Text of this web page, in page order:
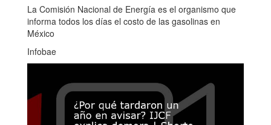
La Comisión Nacional de Energía es el organismo que
informa todos los días el costo de las gasolinas en
México
Infobae